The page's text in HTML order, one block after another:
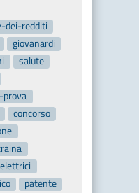
dei-redditi
giovanardi
salute
prova
concorso
patente